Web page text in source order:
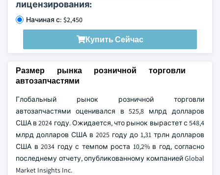
лицензирования:
Начиная с: $2,450
Купить Сейчас
Размер рынка розничной торговли
автозапчастями
Глобальный рынок розничной торговли
автозапчастями оценивался в 525,8 млрд долларов
США в 2024 году. Ожидается, что рынок вырастет с 548,4
млрд долларов США в 2025 году до 1,31 трлн долларов
США в 2034 году с темпом роста 10,2% в год, согласно
последнему отчету, опубликованному компанией Global
Market Insights Inc.